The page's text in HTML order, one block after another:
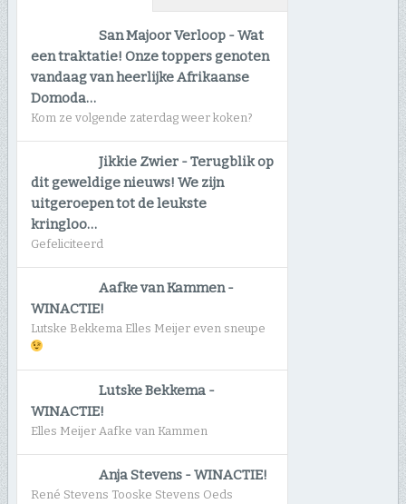
San Majoor Verloop -Wat
een traktatie! Onze toppers genoten
vandaag van heerlijke Afrikaanse
Domoda…
Kom ze volgende zaterdag weer koken?
Jikkie Zwier -Terugblik op
dit geweldige nieuws! We zijn
uitgeroepen tot de leukste
kringloo…
Gefeliciteerd
Aafke van Kammen-
WINACTIE!
Lutske Bekkema Elles Meijer even sneupe
Lutske Bekkema -
WINACTIE!
Elles Meijer Aafke van Kammen
Anja Stevens -WINACTIE!
René Stevens Tooske Stevens Oeds